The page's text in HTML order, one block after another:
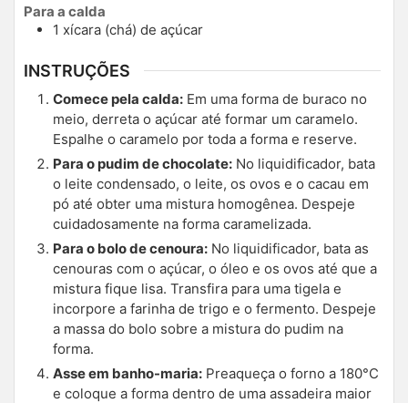
Para a calda
1 xícara (chá) de açúcar
INSTRUÇÕES
Comece pela calda: Em uma forma de buraco no
meio, derreta o açúcar até formar um caramelo.
Espalhe o caramelo por toda a forma e reserve.
Para o pudim de chocolate: No liquidificador, bata
o leite condensado, o leite, os ovos e o cacau em
pó até obter uma mistura homogênea. Despeje
cuidadosamente na forma caramelizada.
Para o bolo de cenoura: No liquidificador, bata as
cenouras com o açúcar, o óleo e os ovos até que a
mistura fique lisa. Transfira para uma tigela e
incorpore a farinha de trigo e o fermento. Despeje
a massa do bolo sobre a mistura do pudim na
forma.
Asse em banho-maria: Preaqueça o forno a 180°C
e coloque a forma dentro de uma assadeira maior